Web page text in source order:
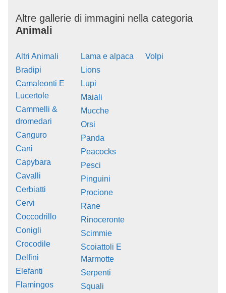
Altre gallerie di immagini nella categoria
Animali
Altri Animali
Bradipi
Camaleonti E
Lucertole
Cammelli &
dromedari
Canguro
Cani
Capybara
Cavalli
Cerbiatti
Cervi
Coccodrillo
Conigli
Crocodile
Delfini
Elefanti
Flamingos
Lama e alpaca
Lions
Lupi
Maiali
Mucche
Orsi
Panda
Peacocks
Pesci
Pinguini
Procione
Rane
Rinoceronte
Scimmie
Scoiattoli E
Marmotte
Serpenti
Squali
Volpi